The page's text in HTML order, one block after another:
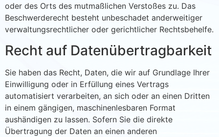
oder des Orts des mutmaßlichen Verstoßes zu. Das
Beschwerderecht besteht unbeschadet anderweitiger
verwaltungsrechtlicher oder gerichtlicher Rechtsbehelfe.
Recht auf Datenübertragbarkeit
Sie haben das Recht, Daten, die wir auf Grundlage Ihrer
Einwilligung oder in Erfüllung eines Vertrags
automatisiert verarbeiten, an sich oder an einen Dritten
in einem gängigen, maschinenlesbaren Format
aushändigen zu lassen. Sofern Sie die direkte
Übertragung der Daten an einen anderen